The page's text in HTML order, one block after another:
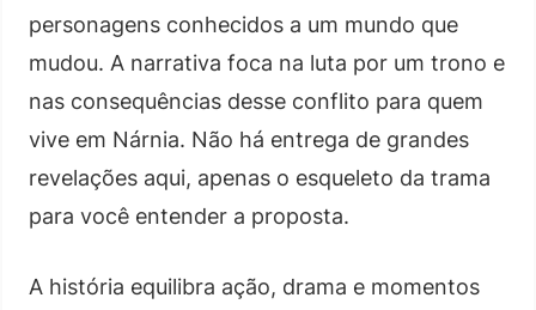
personagens conhecidos a um mundo que
mudou. A narrativa foca na luta por um trono e
nas consequências desse conflito para quem
vive em Nárnia. Não há entrega de grandes
revelações aqui, apenas o esqueleto da trama
para você entender a proposta.
A história equilibra ação, drama e momentos